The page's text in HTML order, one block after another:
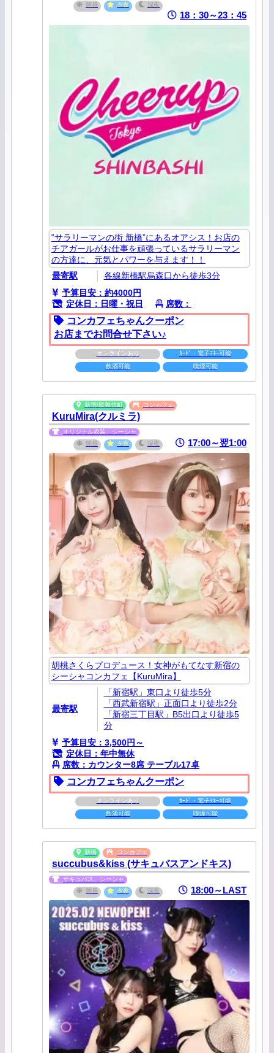
朝昼 夕夜 深夜
18：30～23：45
‟サラリーマンの街 新橋”にあるオアシス！お店の
チアガールがお仕事を頑張っているサラリーマン
の方達に、元気とパワーを与えます！！
最寄駅
各線新橋駅烏森口から徒歩3分
予算目安：約4000円
定休日：日曜・祝日
席数：
コンカフェちゃんクーポン
お店までお問合せ下さい♪
オンラインあり
ｶｰﾄﾞ・電子ﾏﾈｰ可能
飲酒可能
喫煙可能
新宿/歌舞伎町 コンカフェ
KuruMira(クルミラ)
オリジナル衣装、シーシャ
朝昼
夕夜 深夜 17:00～翌1:00
胡桃さくらプロデュース！女神がもてなす新宿の
シーシャコンカフェ【KuruMira】
最寄駅
「新宿駅」東口より徒歩5分
「西武新宿駅」正面口より徒歩2分
「新宿三丁目駅」B5出口より徒歩5
分
予算目安：3,500円～
定休日：年中無休
席数：カウンター8席 テーブル17卓
コンカフェちゃんクーポン
オンラインあり
ｶｰﾄﾞ・電子ﾏﾈｰ可能
飲酒可能
喫煙可能
新橋 コンカフェ
succubus&kiss (サキュバスアンドキス)
サキュバス、シーシャ
朝昼
夕夜 深夜 18:00～LAST